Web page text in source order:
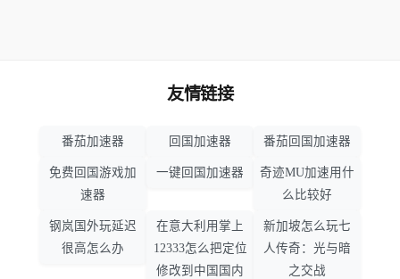
友情链接
番茄加速器 回国加速器 番茄回国加速器
免费回国游戏加
速器
一键回国加速器
奇迹MU加速用什
么比较好
钢岚国外玩延迟
很高怎么办
在意大利用掌上
12333怎么把定位
修改到中国国内
新加坡怎么玩七
人传奇：光与暗
之交战